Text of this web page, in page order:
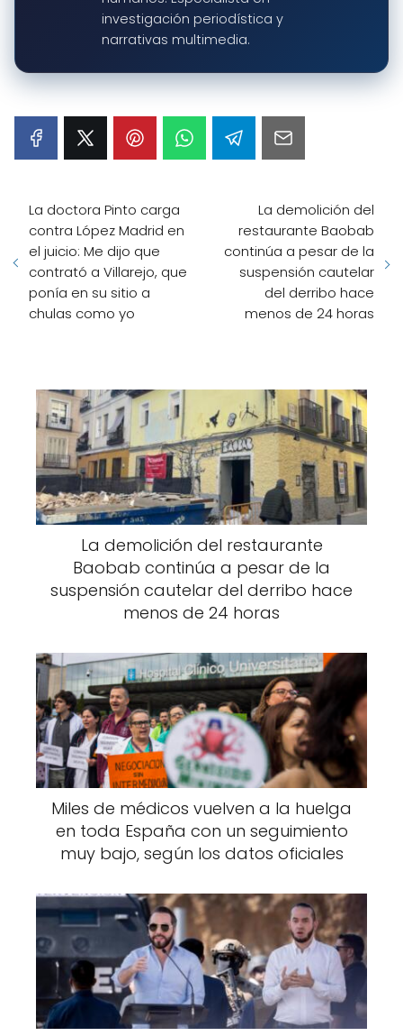
investigación periodística y
narrativas multimedia.
La doctora Pinto carga
contra López Madrid en
el juicio: Me dijo que
contrató a Villarejo, que
ponía en su sitio a
chulas como yo
La demolición del
restaurante Baobab
continúa a pesar de la
suspensión cautelar
del derribo hace
menos de 24 horas
La demolición del restaurante
Baobab continúa a pesar de la
suspensión cautelar del derribo hace
menos de 24 horas
Miles de médicos vuelven a la huelga
en toda España con un seguimiento
muy bajo, según los datos oficiales